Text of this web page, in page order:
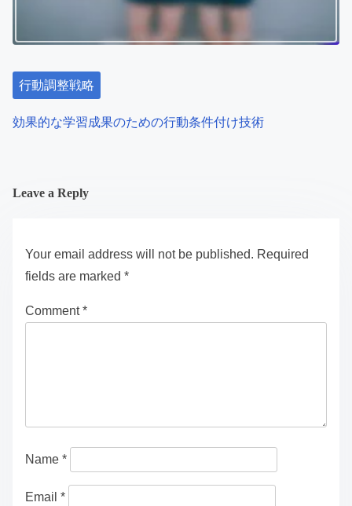
行動調整戦略
効果的な学習成果のための行動条件付け技術
Leave a Reply
Your email address will not be published. Required
fields are marked *
Comment*
Name *
Email *